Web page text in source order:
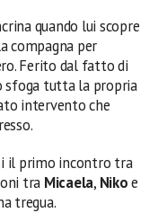
quando lui scopre
compagna per
Ferito dal fatto di
sfoga tutta la propria
intervento che
il primo incontro tra
tra Micaela, Nikoe
tregua.